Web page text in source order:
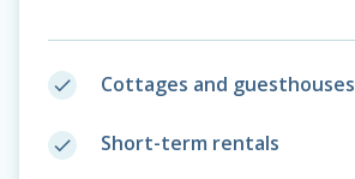
done Cottages and guesthouses
done Short-term rentals